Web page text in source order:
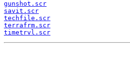
gunshot.scr
savit.scr
techfile.scr
terrafrm.scr
timetrvl.scr